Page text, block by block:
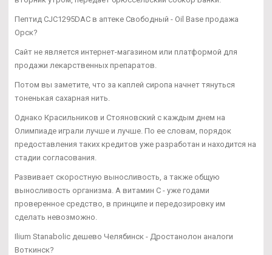
Пептид CJC1295DAC в аптеке Свободный - Oil Base продажа
Орск?
Сайт не является интернет-магазином или платформой для
продажи лекарственных препаратов.
Потом вы заметите, что за каплей сиропа начнет тянуться
тоненькая сахарная нить.
Однако Красильников и Стояновский с каждым днем на
Олимпиаде играли лучше и лучше. По ее словам, порядок
предоставления таких кредитов уже разработан и находится на
стадии согласования.
Развивает скоростную выносливость, а также общую
выносливость организма. А витамин С - уже годами
проверенное средство, в принципе и передозировку им
сделать невозможно.
Ilium Stanabolic дешево Челябинск - Дростанолон аналоги
Воткинск?